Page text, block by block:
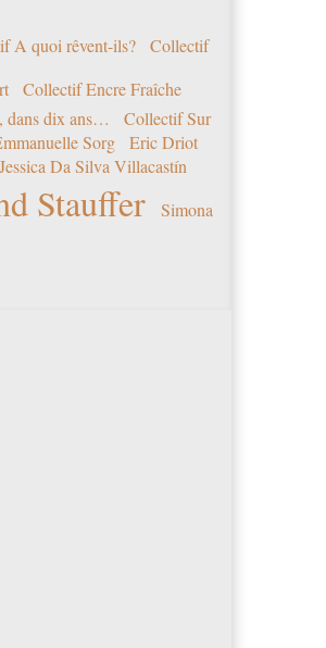
A quoi rêvent-ils?
Collectif
Collectif Encre Fraîche
dans dix ans…
Collectif Sur
Sorg
Eric Driot
Jessica Da Silva Villacastín
Stauffer
Simona